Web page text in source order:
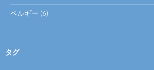
ベルギー (6)
タグ